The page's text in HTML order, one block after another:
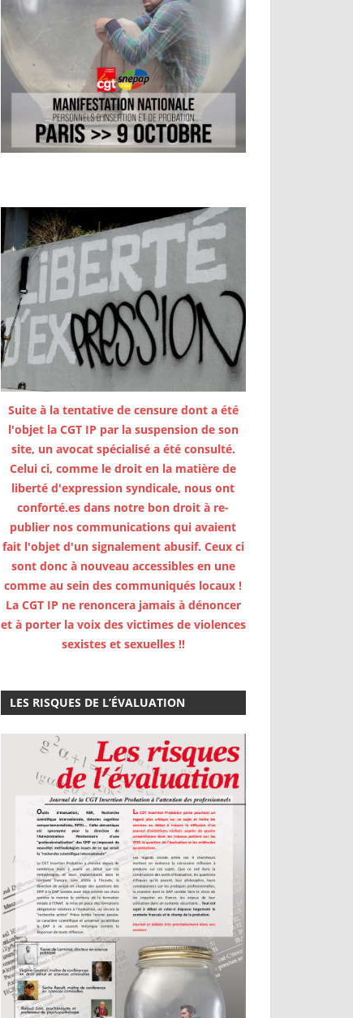
Suite à la tentative de censure dont a été
l'objet la CGT IP par la suspension de son
site, un avocat spécialisé a été consulté.
Celui ci, comme le droit en la matière de
liberté d'expression syndicale, nous ont
conforté.es dans notre bon droit à re-
publier nos communications qui avaient
fait l'objet d'un signalement abusif. Ceux ci
sont donc à nouveau accessibles en une
comme au sein des communiqués locaux !
La CGT IP ne renoncera jamais à dénoncer
et à porter la voix des victimes de violences
sexistes et sexuelles !!
LES RISQUES DE L’ÉVALUATION